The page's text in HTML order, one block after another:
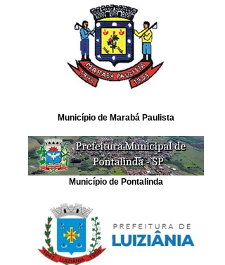
Município de Marabá Paulista
Município de Pontalinda